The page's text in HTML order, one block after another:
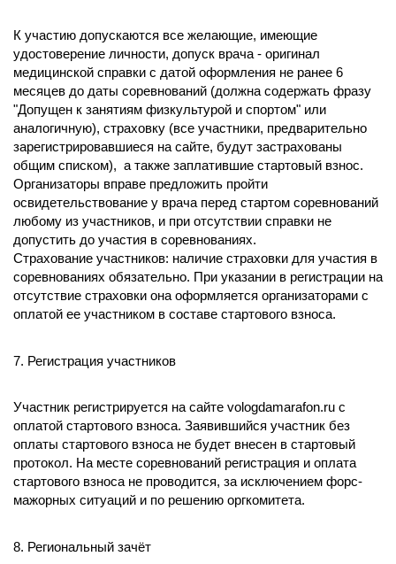
К участию допускаются все желающие, имеющие
удостоверение личности, допуск врача - оригинал
медицинской справки с датой оформления не ранее 6
месяцев до даты соревнований (должна содержать фразу
"Допущен к занятиям физкультурой и спортом" или
аналогичную), страховку (все участники, предварительно
зарегистрировавшиеся на сайте, будут застрахованы
общим списком), а также заплатившие стартовый взнос.
Организаторы вправе предложить пройти
освидетельствование у врача перед стартом соревнований
любому из участников, и при отсутствии справки не
допустить до участия в соревнованиях.
Страхование участников: наличие страховки для участия в
соревнованиях обязательно. При указании в регистрации на
отсутствие страховки она оформляется организаторами с
оплатой ее участником в составе стартового взноса.
7. Регистрация участников
Участник регистрируется на сайте vologdamarafon.ru с
оплатой стартового взноса. Заявившийся участник без
оплаты стартового взноса не будет внесен в стартовый
протокол. На месте соревнований регистрация и оплата
стартового взноса не проводится, за исключением форс-
мажорных ситуаций и по решению оргкомитета.
8. Региональный зачёт